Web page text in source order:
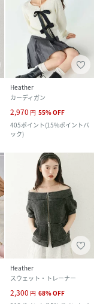
Heather
カーディガン
2,970 円 55%OFF
405ポイント(15%ポイントバ
ック)
Heather
スウェット・トレーナー
2,300 円 68%OFF